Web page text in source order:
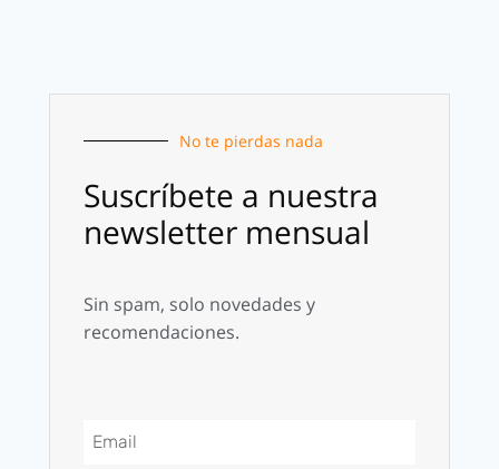
No te pierdas nada
Suscríbete a nuestra
newsletter mensual
Sin spam, solo novedades y
recomendaciones.